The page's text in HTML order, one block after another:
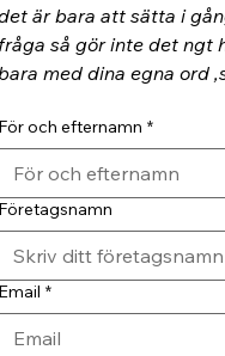
är bara att sätta i
så gör inte det ngt
med dina egna ord
och efternamn *
*